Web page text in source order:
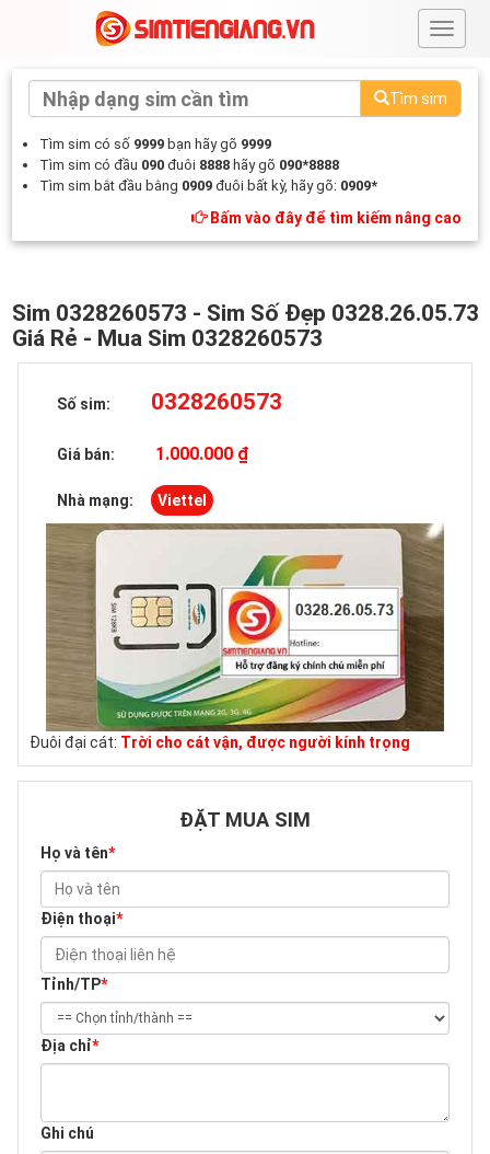
#
Tìm sim
Tìm sim có số 9999 bạn hãy gõ 9999
Tìm sim có đầu 090 đuôi 8888 hãy gõ 090*8888
Tìm sim bắt đầu bằng 0909 đuôi bất kỳ, hãy gõ: 0909*
Bấm vào đây để tìm kiếm nâng cao
Sim 0328260573 - Sim Số Đẹp 0328.26.05.73
Giá Rẻ - Mua Sim 0328260573
Số sim: 0328260573
Giá bán: 1.000.000 ₫
Nhà mạng: Viettel
Đuôi đại cát: Trời cho cát vận, được người kính trọng
ĐẶT MUA SIM
Họ và tên*
Điện thoại*
Tỉnh/TP*
Địa chỉ*
Ghi chú